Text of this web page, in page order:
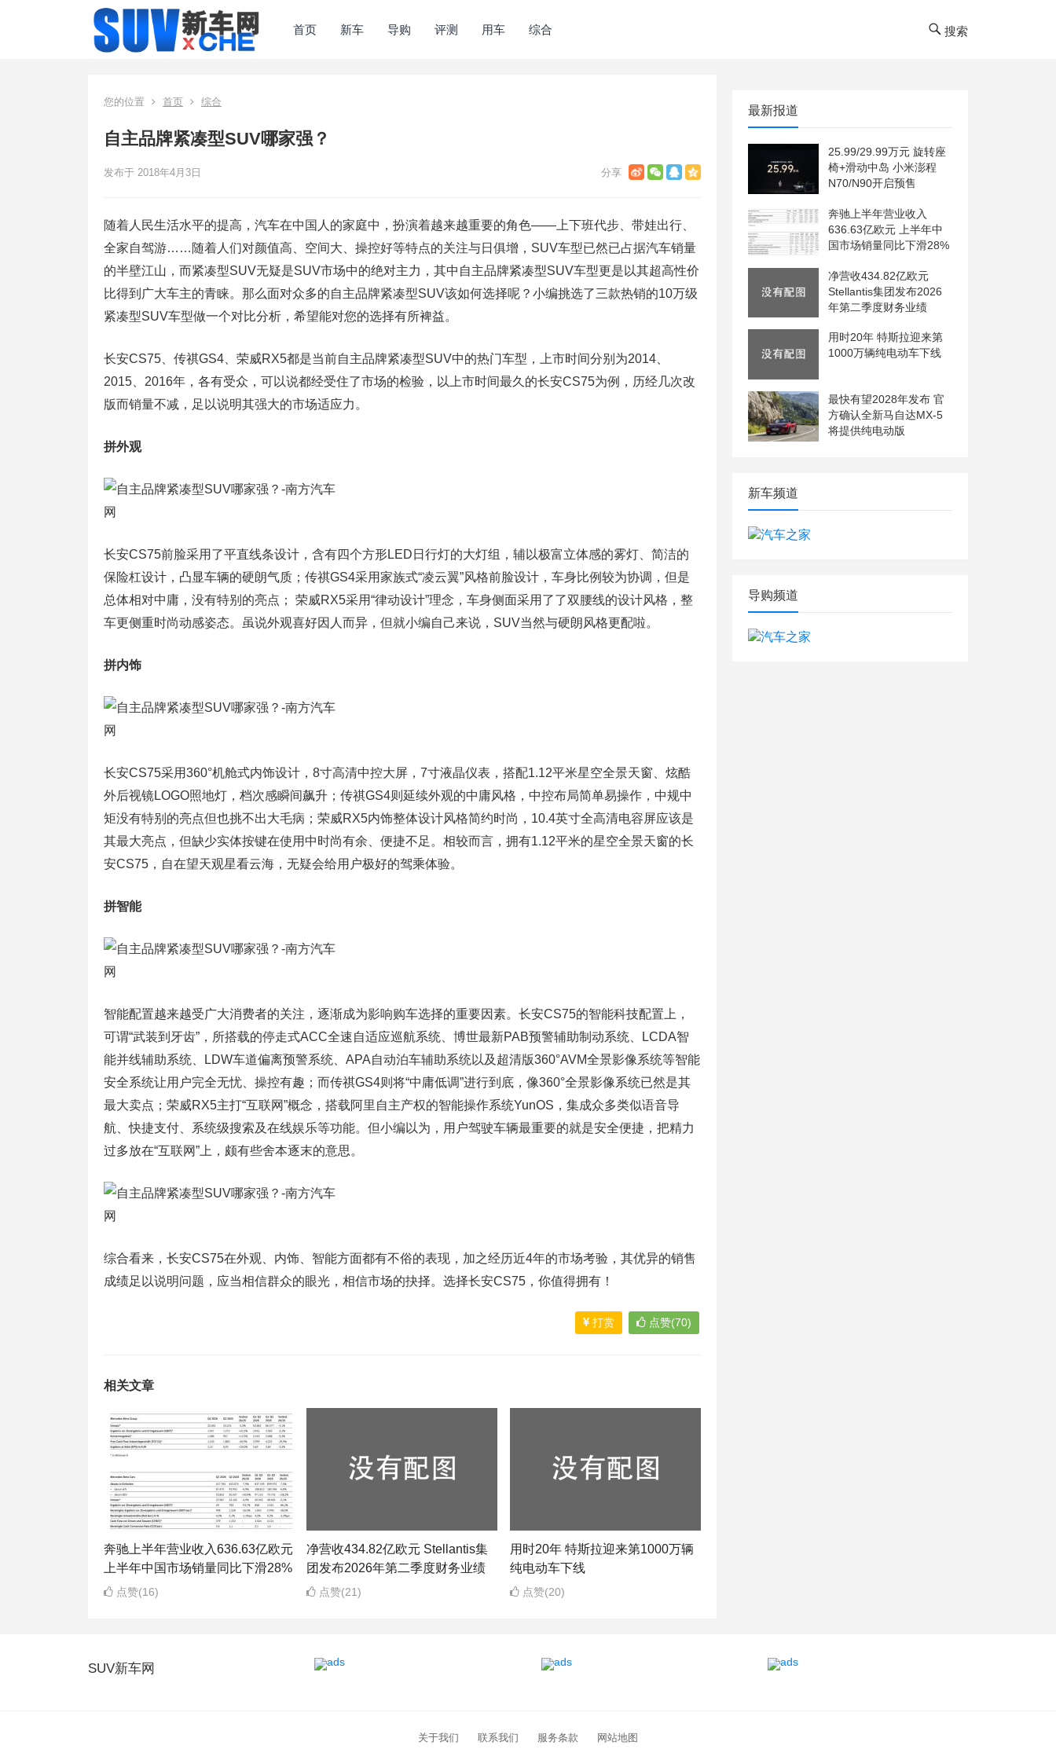
首页 新车 导购 评测 用车 综合 搜索
您的位置 首页 综合
自主品牌紧凑型SUV哪家强？
发布于 2018年4月3日
随着人民生活水平的提高，汽车在中国人的家庭中，扮演着越来越重要的角色——上下班代步、带娃出行、
全家自驾游……随着人们对颜值高、空间大、操控好等特点的关注与日俱增，SUV车型已然已占据汽车销量
的半壁江山，而紧凑型SUV无疑是SUV市场中的绝对主力，其中自主品牌紧凑型SUV车型更是以其超高性价
比得到广大车主的青睐。那么面对众多的自主品牌紧凑型SUV该如何选择呢？小编挑选了三款热销的10万级
紧凑型SUV车型做一个对比分析，希望能对您的选择有所裨益。
长安CS75、传祺GS4、荣威RX5都是当前自主品牌紧凑型SUV中的热门车型，上市时间分别为2014、
2015、2016年，各有受众，可以说都经受住了市场的检验，以上市时间最久的长安CS75为例，历经几次改
版而销量不减，足以说明其强大的市场适应力。
拼外观
长安CS75前脸采用了平直线条设计，含有四个方形LED日行灯的大灯组，辅以极富立体感的雾灯、简洁的
保险杠设计，凸显车辆的硬朗气质；传祺GS4采用家族式“凌云翼”风格前脸设计，车身比例较为协调，但是
总体相对中庸，没有特别的亮点； 荣威RX5采用“律动设计”理念，车身侧面采用了了双腰线的设计风格，整
车更侧重时尚动感姿态。虽说外观喜好因人而异，但就小编自己来说，SUV当然与硬朗风格更配啦。
拼内饰
长安CS75采用360°机舱式内饰设计，8寸高清中控大屏，7寸液晶仪表，搭配1.12平米星空全景天窗、炫酷
外后视镜LOGO照地灯，档次感瞬间飙升；传祺GS4则延续外观的中庸风格，中控布局简单易操作，中规中
矩没有特别的亮点但也挑不出大毛病；荣威RX5内饰整体设计风格简约时尚，10.4英寸全高清电容屏应该是
其最大亮点，但缺少实体按键在使用中时尚有余、便捷不足。相较而言，拥有1.12平米的星空全景天窗的长
安CS75，自在望天观星看云海，无疑会给用户极好的驾乘体验。
拼智能
智能配置越来越受广大消费者的关注，逐渐成为影响购车选择的重要因素。长安CS75的智能科技配置上，
可谓“武装到牙齿”，所搭载的停走式ACC全速自适应巡航系统、博世最新PAB预警辅助制动系统、LCDA智
能并线辅助系统、LDW车道偏离预警系统、APA自动泊车辅助系统以及超清版360°AVM全景影像系统等智能
安全系统让用户完全无忧、操控有趣；而传祺GS4则将“中庸低调”进行到底，像360°全景影像系统已然是其
最大卖点；荣威RX5主打“互联网”概念，搭载阿里自主产权的智能操作系统YunOS，集成众多类似语音导
航、快捷支付、系统级搜索及在线娱乐等功能。但小编以为，用户驾驶车辆最重要的就是安全便捷，把精力
过多放在“互联网”上，颇有些舍本逐末的意思。
综合看来，长安CS75在外观、内饰、智能方面都有不俗的表现，加之经历近4年的市场考验，其优异的销售
成绩足以说明问题，应当相信群众的眼光，相信市场的抉择。选择长安CS75，你值得拥有！
打赏 点赞(70)
相关文章
奔驰上半年营业收入636.63亿欧元
上半年中国市场销量同比下滑28%
点赞(16)
净营收434.82亿欧元 Stellantis集
团发布2026年第二季度财务业绩
点赞(21)
用时20年 特斯拉迎来第1000万辆
纯电动车下线
点赞(20)
最新报道
25.99/29.99万元 旋转座
椅+滑动中岛 小米澎程
N70/N90开启预售
奔驰上半年营业收入
636.63亿欧元 上半年中
国市场销量同比下滑28%
净营收434.82亿欧元
Stellantis集团发布2026
年第二季度财务业绩
用时20年 特斯拉迎来第
1000万辆纯电动车下线
最快有望2028年发布 官
方确认全新马自达MX-5
将提供纯电动版
新车频道
导购频道
SUV新车网
关于我们 联系我们 服务条款 网站地图